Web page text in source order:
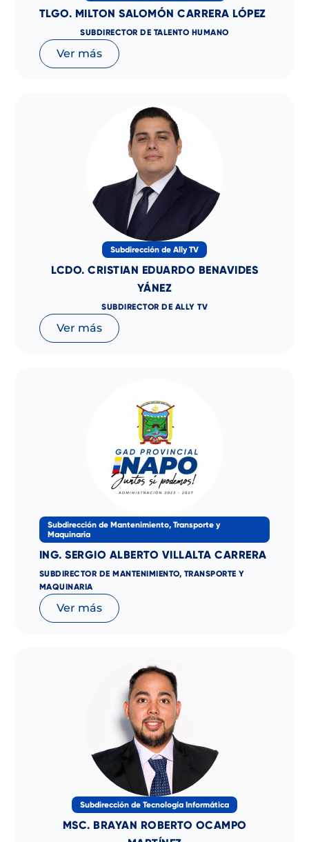
TLGO. MILTON SALOMÓN CARRERA LÓPEZ
SUBDIRECTOR DE TALENTO HUMANO
Ver más
Subdirección de Ally TV
LCDO. CRISTIAN EDUARDO BENAVIDES
YÁNEZ
SUBDIRECTOR DE ALLY TV
Ver más
Subdirección de Mantenimiento, Transporte y
Maquinaria
ING. SERGIO ALBERTO VILLALTA CARRERA
SUBDIRECTOR DE MANTENIMIENTO, TRANSPORTE Y
MAQUINARIA
Ver más
Subdirección de Tecnología Informática
MSC. BRAYAN ROBERTO OCAMPO